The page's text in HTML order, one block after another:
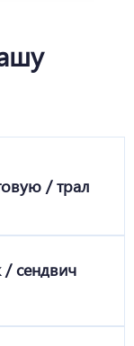
/ трал
/ сендвич